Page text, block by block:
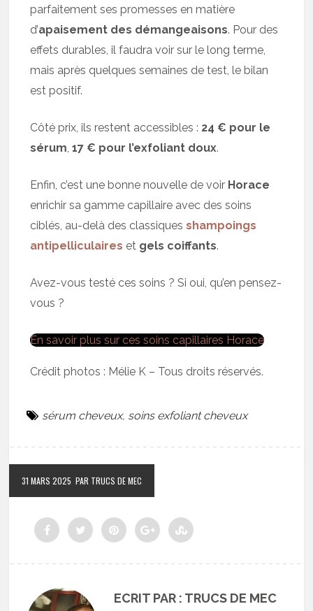
parfaitement ses promesses en matière
d’apaisement des démangeaisons. Pour des
effets durables, il faudra voir sur le long terme,
mais après quelques semaines de test, le bilan
est positif.
Côté prix, ils restent accessibles : 24 € pour le
sérum,17 € pour l’exfoliant doux.
Enfin, c’est une bonne nouvelle de voir Horace
enrichir sa gamme capillaire avec des soins
ciblés, au-delà des classiquesshampoings
antipelliculaires et gels coiffants.
Avez-vous testé ces soins ? Si oui, qu’en pensez-
vous ?
En savoir plus sur ces soins capillaires Horace
Crédit photos : Mélie K – Tous droits réservés.
sérum cheveux, soins exfoliant cheveux
31 MARS 2025 PAR TRUCS DE MEC
ECRIT PAR : TRUCS DE MEC